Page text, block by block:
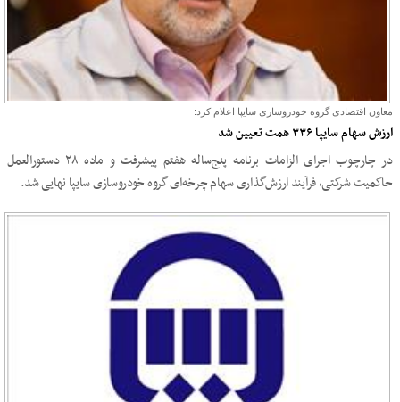
معاون اقتصادی گروه خودروسازی سایپا اعلام کرد:
ارزش سهام سایپا ۳۳۶ همت تعیین شد
در چارچوب اجرای الزامات برنامه پنج‌ساله هفتم پیشرفت و ماده ۲۸ دستورالعمل
حاکمیت شرکتی، فرآیند ارزش‌گذاری سهام چرخه‌ای گروه خودروسازی سایپا نهایی شد.